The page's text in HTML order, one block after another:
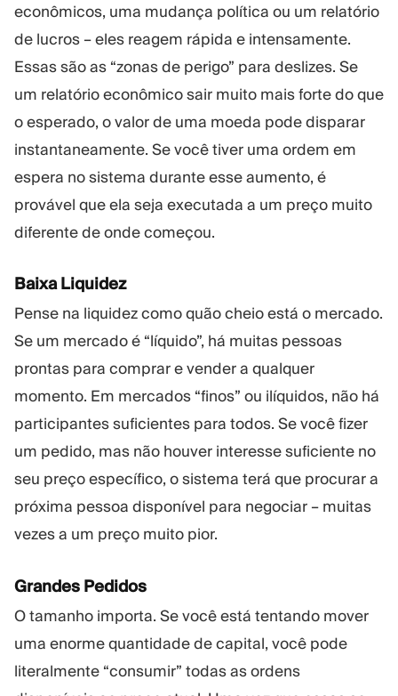
econômicos, uma mudança política ou um relatório
de lucros – eles reagem rápida e intensamente.
Essas são as “zonas de perigo” para deslizes. Se
um relatório econômico sair muito mais forte do que
o esperado, o valor de uma moeda pode disparar
instantaneamente. Se você tiver uma ordem em
espera no sistema durante esse aumento, é
provável que ela seja executada a um preço muito
diferente de onde começou.
Baixa Liquidez
Pense na liquidez como quão cheio está o mercado.
Se um mercado é “líquido”, há muitas pessoas
prontas para comprar e vender a qualquer
momento. Em mercados “finos” ou ilíquidos, não há
participantes suficientes para todos. Se você fizer
um pedido, mas não houver interesse suficiente no
seu preço específico, o sistema terá que procurar a
próxima pessoa disponível para negociar – muitas
vezes a um preço muito pior.
Grandes Pedidos
O tamanho importa. Se você está tentando mover
uma enorme quantidade de capital, você pode
literalmente “consumir” todas as ordens